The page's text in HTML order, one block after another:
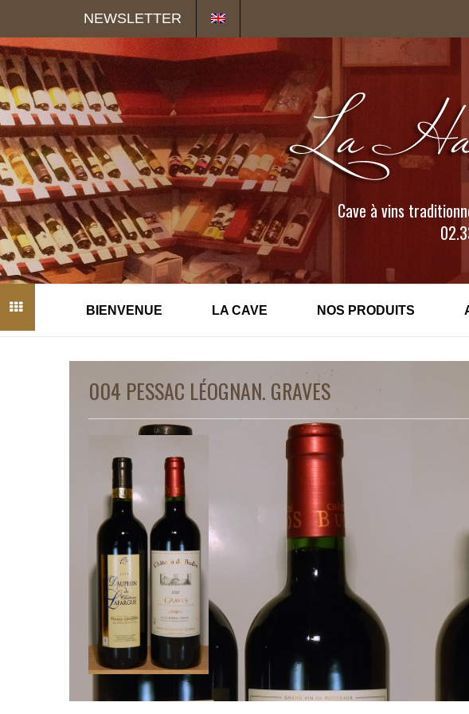
NEWSLETTER
Cave à vins
BIENVENUE LA CAVE NOS PRODUITS
004 PESSAC LÉOGNAN. GRAVES
Panneau de gestion des cookies